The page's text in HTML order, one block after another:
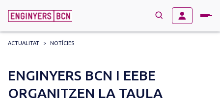
for:
ACTUALITAT > NOTÍCIES
ENGINYERS BCN I EEBE
ORGANITZEN LA TAULA